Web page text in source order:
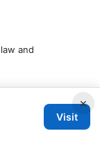
and
×
Visit